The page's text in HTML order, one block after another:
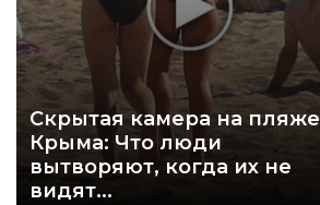
Скрытая камера на пляже
Крыма: Что люди
вытворяют, когда их не
видят...